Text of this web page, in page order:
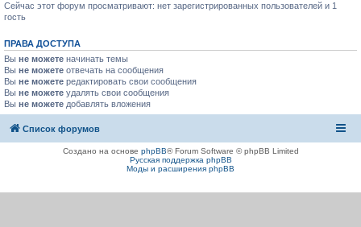
Сейчас этот форум просматривают: нет зарегистрированных пользователей и 1
гость
ПРАВА ДОСТУПА
Вы не можете начинать темы
Вы не можете отвечать на сообщения
Вы не можете редактировать свои сообщения
Вы не можете удалять свои сообщения
Вы не можете добавлять вложения
Список форумов
Создано на основе phpBB® Forum Software © phpBB Limited
Русская поддержка phpBB
Моды и расширения phpBB